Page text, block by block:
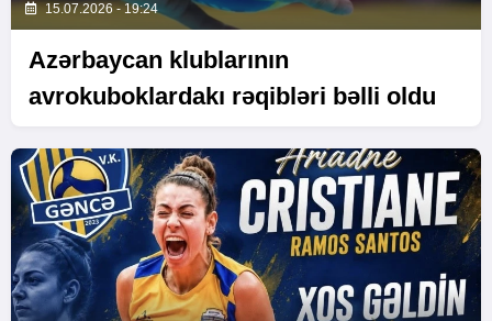
15.07.2026 - 19:24
Azərbaycan klublarının
avrokuboklardakı rəqibləri bəlli oldu